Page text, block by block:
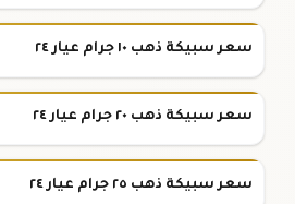
سعر سبيكة ذهب ١٠ جرام عيار ٢٤
سعر سبيكة ذهب ٢٠ جرام عيار ٢٤
سعر سبيكة ذهب ٢٥ جرام عيار ٢٤